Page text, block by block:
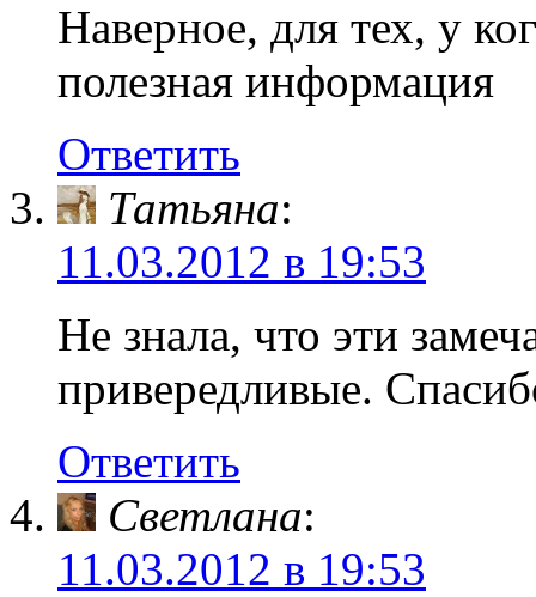
Наверное, для тех, у
полезная информация
Ответить
Татьяна:
11.03.2012 в 19:53
Не знала, что эти
привередливые.
Ответить
Светлана:
11.03.2012 в 19:53